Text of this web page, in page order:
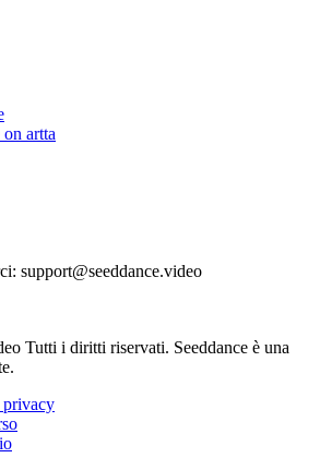
artta
support@seeddance.video
Tutti i diritti riservati. Seeddance è una
privacy